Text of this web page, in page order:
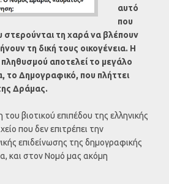
αυτό
που
στερούνται τη χαρά να βλέπουν
τη δική τους οικογένεια. Η
αποτελεί το μεγάλο
το Δημογραφικό, που πλήττει
Δράμας.
βιοτικού επιπέδου της ελληνικής
που δεν επιτρέπει την
επιδείνωσης της δημογραφικής
και στον Νομό μας ακόμη